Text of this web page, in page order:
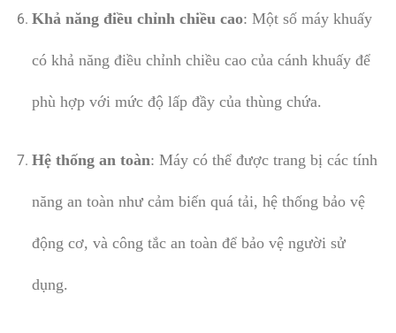
Khả năng điều chỉnh chiều cao: Một số máy khuấy
có khả năng điều chỉnh chiều cao của cánh khuấy để
phù hợp với mức độ lấp đầy của thùng chứa.
Hệ thống an toàn: Máy có thể được trang bị các tính
năng an toàn như cảm biến quá tải, hệ thống bảo vệ
động cơ, và công tắc an toàn để bảo vệ người sử
dụng.